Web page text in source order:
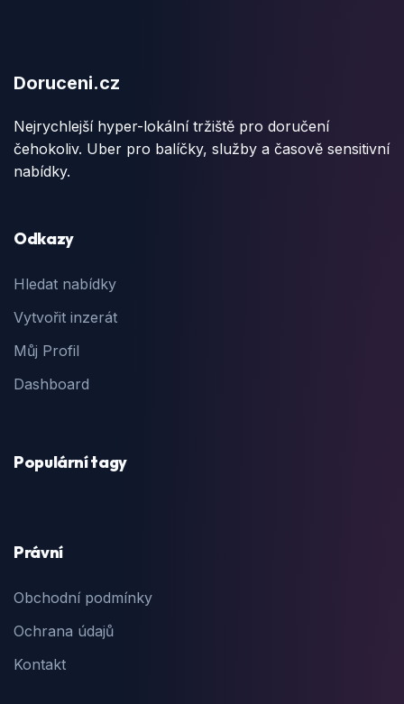
Doruceni.cz
Nejrychlejší hyper-lokální tržiště pro doručení
čehokoliv. Uber pro balíčky, služby a časově sensitivní
nabídky.
Odkazy
Hledat nabídky
Vytvořit inzerát
Můj Profil
Dashboard
Populární tagy
Právní
Obchodní podmínky
Ochrana údajů
Kontakt